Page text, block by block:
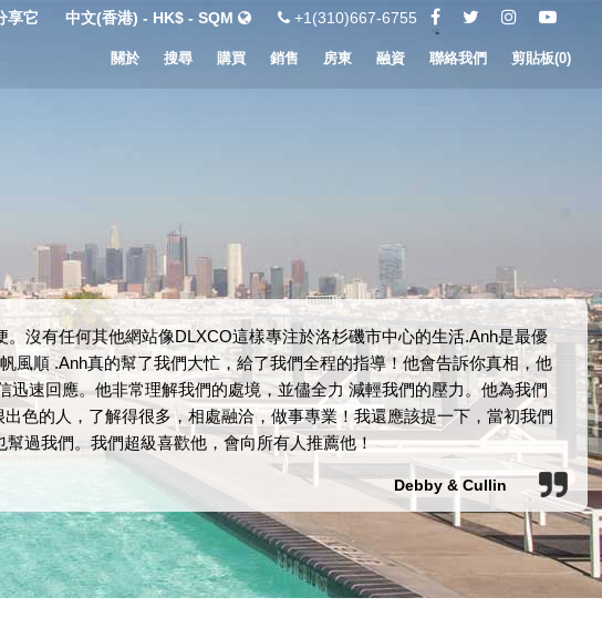
享它 中文(香港) - HK$ - SQM +1(310)667-6755
關於 搜尋 購買 銷售 房東 融資 聯絡我們 剪貼板(0)
沒有任何其他網站像DLXCO這樣專注於洛杉磯市中心的生活.Anh是最優
風順 .Anh真的幫了我們大忙，給了我們全程的指導！他會告訴你真相，他
迅速回應。他非常理解我們的處境，並儘全力 減輕我們的壓力。他為我們
色的人，了解得很多，相處融洽，做事專業！我還應該提一下，當初我們
幫過我們。我們超級喜歡他，會向所有人推薦他！
Debby & Cullin